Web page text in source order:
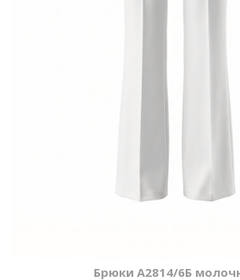
Брюки А2814/6Б